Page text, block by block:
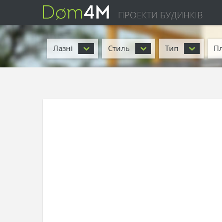
ПРОЕКТИ БУДИНКІВ
Лазні Стиль Тип